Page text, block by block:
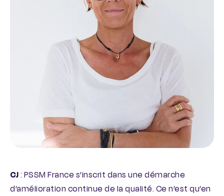
CJ: PSSM France s’inscrit dans une démarche
d’amélioration continue de la qualité. Ce n’est qu’en